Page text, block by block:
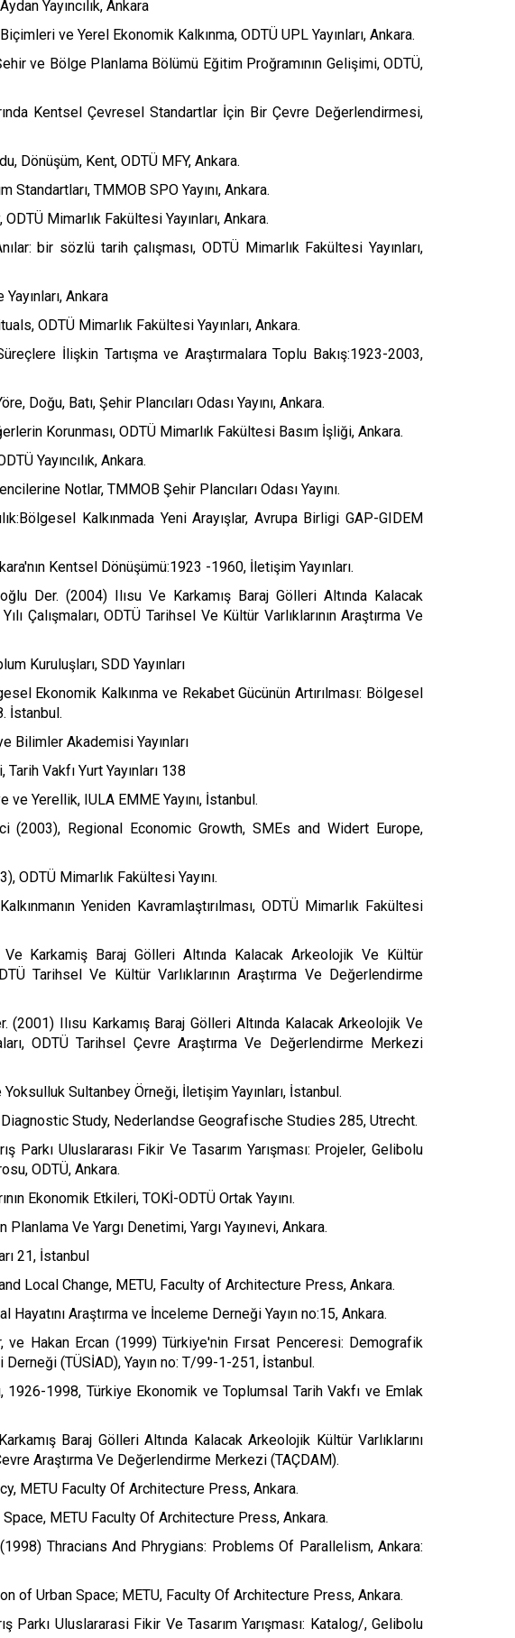
Yayıncılık, Ankara
ve Yerel Ekonomik Kalkınma, ODTÜ UPL Yayınları, Ankara.
ve Bölge Planlama Bölümü Eğitim Proğramının Gelişimi, ODTÜ,
Kentsel Çevresel Standartlar İçin Bir Çevre Değerlendirmesi,
Dönüşüm, Kent, ODTÜ MFY, Ankara.
TMMOB SPO Yayını, Ankara.
Mimarlık Fakültesi Yayınları, Ankara.
bir sözlü tarih çalışması, ODTÜ Mimarlık Fakültesi Yayınları,
Ankara
ODTÜ Mimarlık Fakültesi Yayınları, Ankara.
İlişkin Tartışma ve Araştırmalara Toplu Bakış:1923-2003,
Doğu, Batı, Şehir Plancıları Odası Yayını, Ankara.
Korunması, ODTÜ Mimarlık Fakültesi Basım İşliği, Ankara.
Yayıncılık, Ankara.
Notlar, TMMOB Şehir Plancıları Odası Yayını.
Kalkınmada Yeni Arayışlar, Avrupa Birligi GAP-GIDEM
Kentsel Dönüşümü:1923 -1960, İletişim Yayınları.
Der. (2004) Ilısu Ve Karkamış Baraj Gölleri Altında Kalacak
Çalışmaları, ODTÜ Tarihsel Ve Kültür Varlıklarının Araştırma Ve
Kuruluşları, SDD Yayınları
Ekonomik Kalkınma ve Rekabet Gücünün Artırılması: Bölgesel
İstanbul.
Bilimler Akademisi Yayınları
Vakfı Yurt Yayınları 138
Yerellik, IULA EMME Yayını, İstanbul.
(2003), Regional Economic Growth, SMEs and Widert Europe,
ODTÜ Mimarlık Fakültesi Yayını.
Yeniden Kavramlaştırılması, ODTÜ Mimarlık Fakültesi
Karkamiş Baraj Gölleri Altında Kalacak Arkeolojik Ve Kültür
Tarihsel Ve Kültür Varlıklarının Araştırma Ve Değerlendirme
Ilısu Karkamış Baraj Gölleri Altında Kalacak Arkeolojik Ve
ODTÜ Tarihsel Çevre Araştırma Ve Değerlendirme Merkezi
Sultanbey Örneği, İletişim Yayınları, İstanbul.
Study, Nederlandse Geografische Studies 285, Utrecht.
Parkı Uluslararası Fikir Ve Tasarım Yarışması: Projeler, Gelibolu
ODTÜ, Ankara.
Ekonomik Etkileri, TOKİ-ODTÜ Ortak Yayını.
Ve Yargı Denetimi, Yargı Yayınevi, Ankara.
21, İstanbul
Local Change, METU, Faculty of Architecture Press, Ankara.
Hayatını Araştırma ve İnceleme Derneği Yayın no:15, Ankara.
ve Hakan Ercan (1999) Türkiye'nin Fırsat Penceresi: Demografik
(TÜSİAD), Yayın no: T/99-1-251, İstanbul.
1926-1998, Türkiye Ekonomik ve Toplumsal Tarih Vakfı ve Emlak
Baraj Gölleri Altında Kalacak Arkeolojik Kültür Varlıklarını
Araştırma Ve Değerlendirme Merkezi (TAÇDAM).
METU Faculty Of Architecture Press, Ankara.
METU Faculty Of Architecture Press, Ankara.
Thracians And Phrygians: Problems Of Parallelism, Ankara:
of Urban Space; METU, Faculty Of Architecture Press, Ankara.
Parkı Uluslararasi Fikir Ve Tasarım Yarışması: Katalog/, Gelibolu